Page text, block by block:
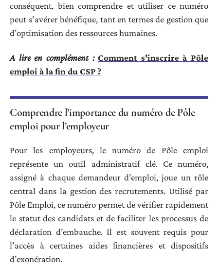
conséquent, bien comprendre et utiliser ce numéro
peut s’avérer bénéfique, tant en termes de gestion que
d’optimisation des ressources humaines.
A lire en complément : Comment s'inscrire à Pôle
emploi à la fin du CSP ?
Comprendre l’importance du numéro de Pôle
emploi pour l’employeur
Pour les employeurs, le numéro de Pôle emploi
représente un outil administratif clé. Ce numéro,
assigné à chaque demandeur d’emploi, joue un rôle
central dans la gestion des recrutements. Utilisé par
Pôle Emploi, ce numéro permet de vérifier rapidement
le statut des candidats et de faciliter les processus de
déclaration d’embauche. Il est souvent requis pour
l’accès à certaines aides financières et dispositifs
d’exonération.